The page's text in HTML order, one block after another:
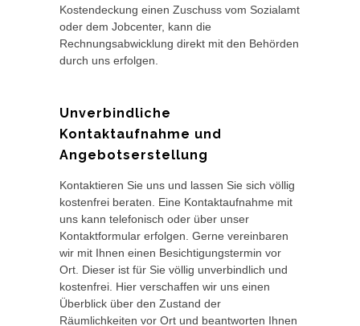
Kostendeckung einen Zuschuss vom Sozialamt
oder dem Jobcenter, kann die
Rechnungsabwicklung direkt mit den Behörden
durch uns erfolgen.
Unverbindliche
Kontaktaufnahme und
Angebotserstellung
Kontaktieren Sie uns und lassen Sie sich völlig
kostenfrei beraten. Eine Kontaktaufnahme mit
uns kann telefonisch oder über unser
Kontaktformular erfolgen. Gerne vereinbaren
wir mit Ihnen einen Besichtigungstermin vor
Ort. Dieser ist für Sie völlig unverbindlich und
kostenfrei. Hier verschaffen wir uns einen
Überblick über den Zustand der
Räumlichkeiten vor Ort und beantworten Ihnen